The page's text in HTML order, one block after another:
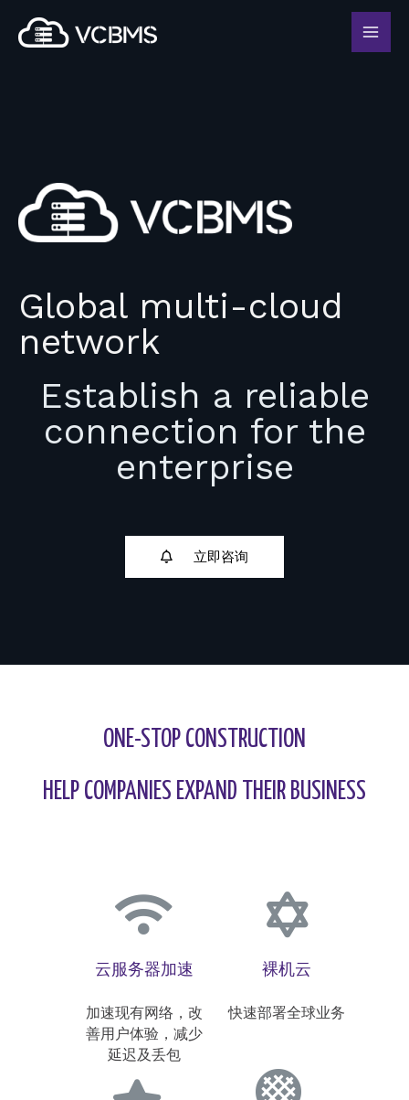
Global multi-cloud
network
Establish a reliable
connection for the
enterprise
立即咨询
ONE-STOP CONSTRUCTION
HELP COMPANIES EXPAND THEIR BUSINESS
云服务器加速
加速现有网络，改
善用户体验，减少
延迟及丢包
裸机云
快速部署全球业务